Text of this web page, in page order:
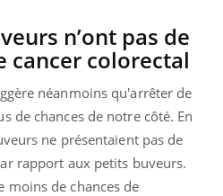
n’ont pas de
cancer colorectal
néanmoins qu'arrêter de
de chances de notre côté. En
ne présentaient pas de
rapport aux petits buveurs.
moins de chances de